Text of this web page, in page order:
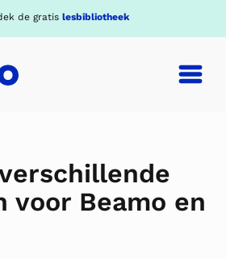
de gratis lesbibliotheek
voor Beamo en